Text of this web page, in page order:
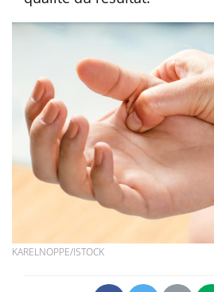
KARELNOPPE/ISTOCK